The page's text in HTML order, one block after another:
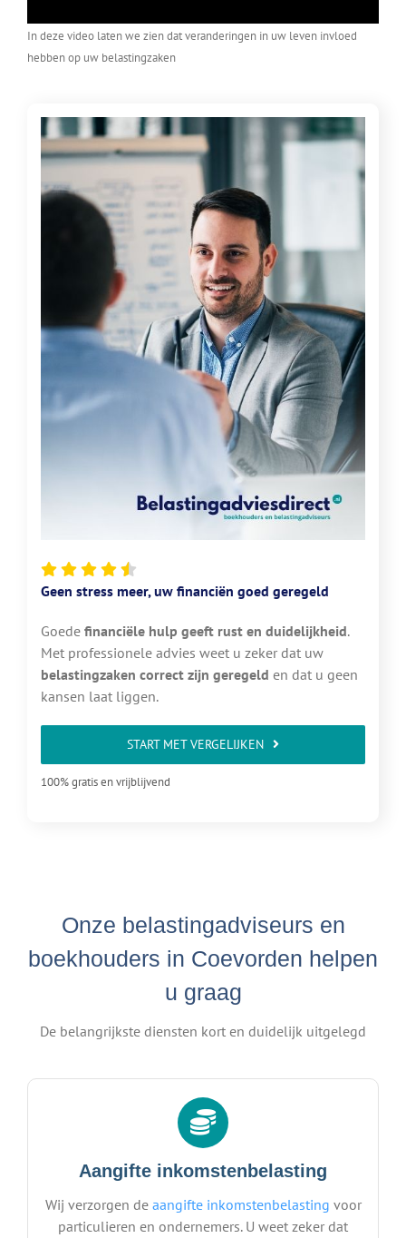
In deze video laten we zien dat veranderingen in uw leven invloed
hebben op uw belastingzaken
Geen stress meer, uw financiën goed geregeld
Goede financiële hulp geeft rust en duidelijkheid.
Met professionele advies weet u zeker dat uw
belastingzaken correct zijn geregeld en dat u geen
kansen laat liggen.
START MET VERGELIJKEN
100% gratis en vrijblijvend
Onze belastingadviseurs en
boekhouders in Coevorden helpen
u graag
De belangrijkste diensten kort en duidelijk uitgelegd
Aangifte inkomstenbelasting
Wij verzorgen de aangifte inkomstenbelasting voor
particulieren en ondernemers. U weet zeker dat